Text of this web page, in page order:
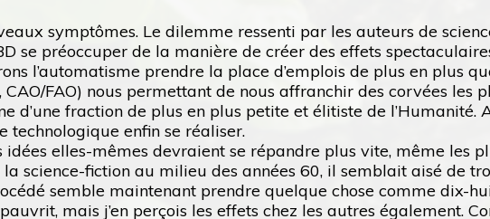
symptômes. Le dilemme ressenti par les auteurs de
se préoccuper de la manière de créer des effets
l’automatisme prendre la place d’emplois de plus en plus
FAO) nous permettant de nous affranchir des corvées les
fraction de plus en plus petite et élitiste de l’Humanité.
enfin se réaliser.
elles-mêmes devraient se répandre plus vite, même les
science-fiction au milieu des années 60, il semblait aisé de
semble maintenant prendre quelque chose comme dix-
mais j’en perçois les effets chez les autres également.